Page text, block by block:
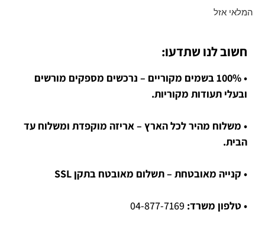
המלאי אזל
חשוב לנו שתדעו:
• 100% בשמים מקוריים – נרכשים מספקים מורשים
ובעלי תעודות מקוריות.
• משלוח מהיר לכל הארץ – אריזה מוקפדת ומשלוח עד
הבית.
• קנייה מאובטחת – תשלום מאובטח בתקן SSL
• טלפון משרד: